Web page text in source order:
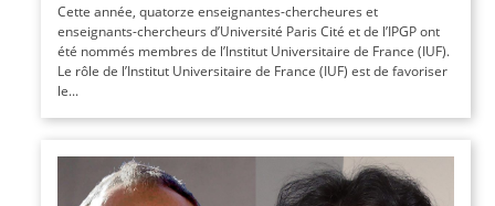
Cette année, quatorze enseignantes-chercheures et
enseignants-chercheurs d’Université Paris Cité et de l’IPGP ont
été nommés membres de l’Institut Universitaire de France (IUF).
Le rôle de l’Institut Universitaire de France (IUF) est de favoriser
le...